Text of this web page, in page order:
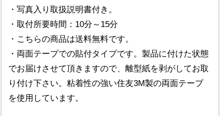
・写真入り取扱説明書付き。
・取付所要時間：10分～15分
・こちらの商品は送料無料です。
・両面テープでの貼付タイプです。製品に付けた状態
でお届けさせて頂きますので、離型紙を剥がしてお取
り付け下さい。粘着性の強い住友3M製の両面テープ
を使用しています。